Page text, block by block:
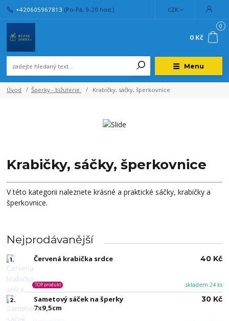
Menu
CZK
+420605967813 (Po-Pá, 9-20 hod.)
0
0 Kč
Úvod Šperky - bižuterie Krabičky, sáčky, šperkovnice
Krabičky, sáčky, šperkovnice
V této kategorii naleznete krásné a praktické sáčky, krabičky a
šperkovnice.
Nejprodávanější
1. Červená krabička srdce
skladem 24 ks
TOP produkt
40 Kč
2.
Sametový sáček na šperky
7x9,5cm
30 Kč